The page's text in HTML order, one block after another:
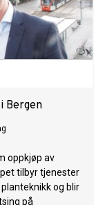
Bergen
oppkjøp av
tilbyr tjenester
og blir
på